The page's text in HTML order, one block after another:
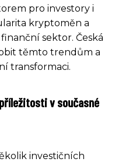
pro investory i
kryptoměn a
sektor. Česká
těmto trendům a
transformaci.
v současné
investičních